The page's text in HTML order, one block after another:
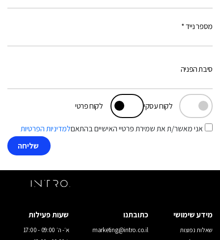
מספר נייד *
לקוח עסקי לקוח פרטי
סיבת הפניה
אני מאשר/ת את שמירת פרטיי האישיים בהתאםלמדיניות הפרטיות
מידע שימושי
שאלות נפוצות
שעות פעילות
א׳- ה׳ 09:00 - 17:00
כתובתנו
marketing@intro.co.il